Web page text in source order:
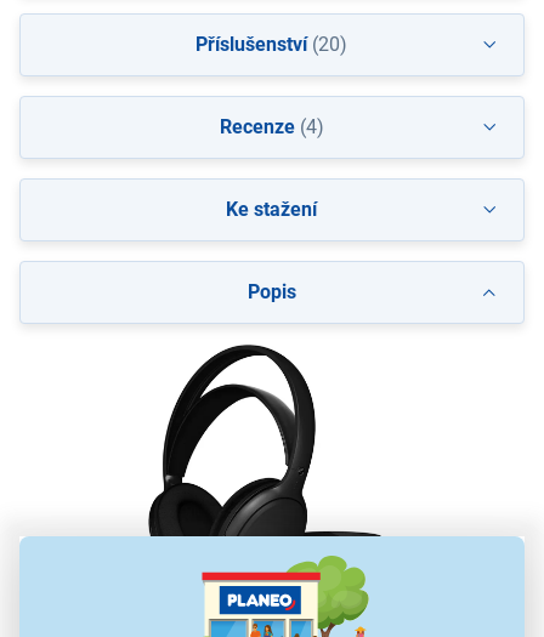
Popis
Sluchátka k TV Philips SHC5200M2/12
Příslušenství(20)
Recenze(4)
Ke stažení